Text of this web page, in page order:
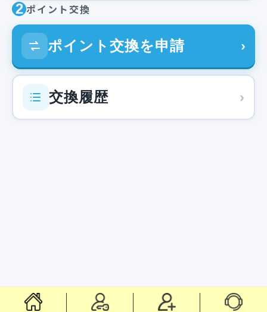
2 ポイント交換
ポイント交換を申請 ›
交換履歴 ›